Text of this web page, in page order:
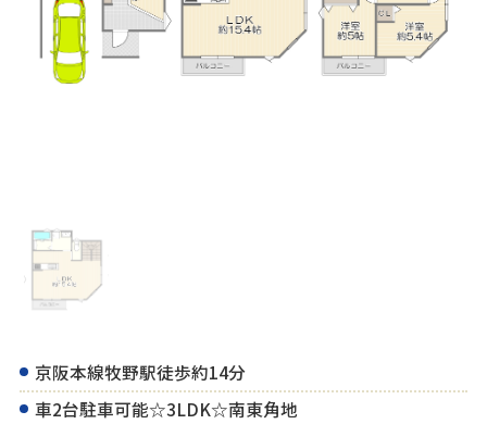
京阪本線牧野駅徒歩約14分
車2台駐車可能☆3LDK☆南東角地